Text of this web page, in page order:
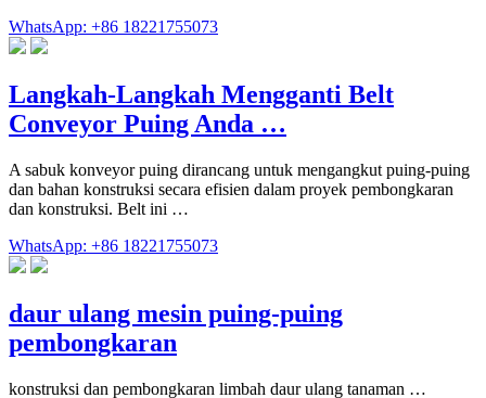
WhatsApp: +86 18221755073
Langkah-Langkah Mengganti Belt
Conveyor Puing Anda …
A sabuk konveyor puing dirancang untuk mengangkut puing-puing
dan bahan konstruksi secara efisien dalam proyek pembongkaran
dan konstruksi. Belt ini …
WhatsApp: +86 18221755073
daur ulang mesin puing-puing
pembongkaran
konstruksi dan pembongkaran limbah daur ulang tanaman …